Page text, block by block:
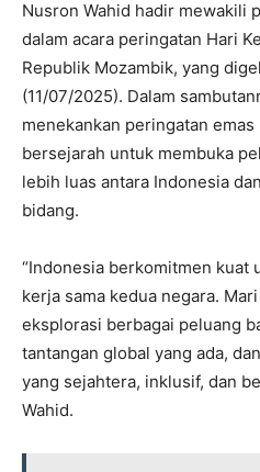
Nusron Wahid hadir mewakili
dalam acara peringatan Hari
Republik Mozambik, yang
(11/07/2025). Dalam
menekankan peringatan
bersejarah untuk membuka
lebih luas antara Indonesia
bidang.
“Indonesia berkomitmen kuat
kerja sama kedua negara.
eksplorasi berbagai peluang
tantangan global yang ada,
yang sejahtera, inklusif, dan
Wahid.